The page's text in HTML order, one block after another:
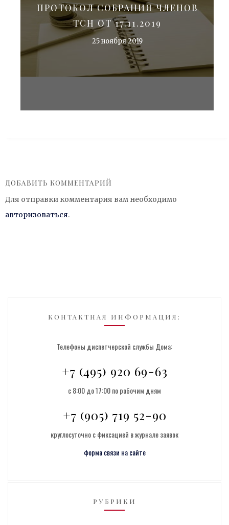
ПРОТОКОЛ СОБРАНИЯ ЧЛЕНОВ
ТСН ОТ 17.11.2019
25 ноября 2019
ДОБАВИТЬ КОММЕНТАРИЙ
Для отправки комментария вам необходимо
авторизоваться.
КОНТАКТНАЯ ИНФОРМАЦИЯ:
Телефоны диспетчерской службы Дома:
+7 (495) 920 69-63
с 8:00 до 17:00 по рабочим дням
+7 (905) 719 52-90
круглосуточно с фиксацией в журнале заявок
форма связи на сайте
РУБРИКИ